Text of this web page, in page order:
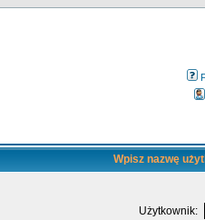
Wpisz nazwę
Użytkownik: